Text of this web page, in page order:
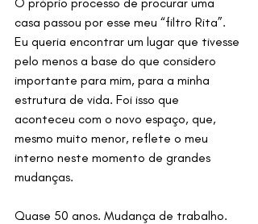
casa passou por esse meu “filtro Rita”.
Eu queria encontrar um lugar que tivesse
pelo menos a base do que considero
importante para mim, para a minha
estrutura de vida. Foi isso que
aconteceu com o novo espaço, que,
mesmo muito menor, reflete o meu
interno neste momento de grandes
mudanças.
Quase 50 anos. Mudança de trabalho.